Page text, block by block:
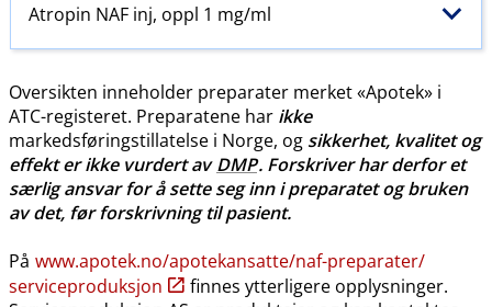
Atropin NAF inj, oppl 1 mg/ml
Oversikten inneholder preparater merket «Apotek» i
ATC-registeret. Preparatene har ikke
markedsføringstillatelse i Norge, og sikkerhet, kvalitet og
effekt er ikke vurdert avDMP. Forskriver har derfor et
særlig ansvar for å sette seg inn i preparatet og bruken
av det, før forskrivning til pasient.
På www.apotek.no​/​apotekansatte​/​naf-preparater​/​
serviceproduksjon
finnes ytterligere opplysninger.